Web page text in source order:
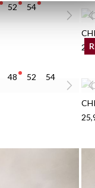
52 54
48 52 54